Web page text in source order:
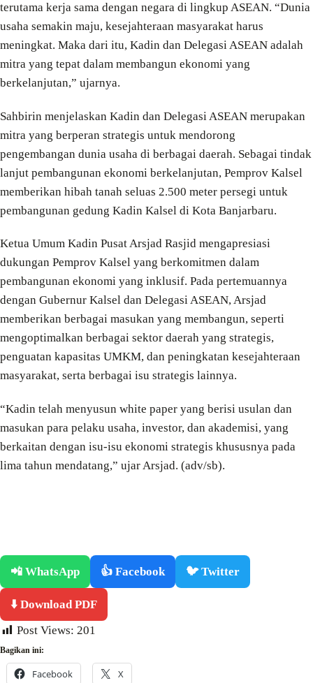
terutama kerja sama dengan negara di lingkup ASEAN. “Dunia
usaha semakin maju, kesejahteraan masyarakat harus
meningkat. Maka dari itu, Kadin dan Delegasi ASEAN adalah
mitra yang tepat dalam membangun ekonomi yang
berkelanjutan,” ujarnya.
Sahbirin menjelaskan Kadin dan Delegasi ASEAN merupakan
mitra yang berperan strategis untuk mendorong
pengembangan dunia usaha di berbagai daerah. Sebagai tindak
lanjut pembangunan ekonomi berkelanjutan, Pemprov Kalsel
memberikan hibah tanah seluas 2.500 meter persegi untuk
pembangunan gedung Kadin Kalsel di Kota Banjarbaru.
Ketua Umum Kadin Pusat Arsjad Rasjid mengapresiasi
dukungan Pemprov Kalsel yang berkomitmen dalam
pembangunan ekonomi yang inklusif. Pada pertemuannya
dengan Gubernur Kalsel dan Delegasi ASEAN, Arsjad
memberikan berbagai masukan yang membangun, seperti
mengoptimalkan berbagai sektor daerah yang strategis,
penguatan kapasitas UMKM, dan peningkatan kesejahteraan
masyarakat, serta berbagai isu strategis lainnya.
“Kadin telah menyusun white paper yang berisi usulan dan
masukan para pelaku usaha, investor, dan akademisi, yang
berkaitan dengan isu-isu ekonomi strategis khususnya pada
lima tahun mendatang,” ujar Arsjad. (adv/sb).
📲 WhatsApp 👍 Facebook 🐦 Twitter
⬇️ Download PDF
Post Views: 201
Bagikan ini:
Facebook X